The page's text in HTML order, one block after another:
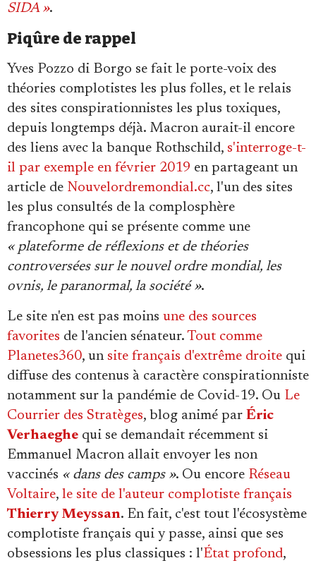
SIDA ».
Piqûre de rappel
Yves Pozzo di Borgo se fait le porte-voix des
théories complotistes les plus folles, et le relais
des sites conspirationnistes les plus toxiques,
depuis longtemps déjà. Macron aurait-il encore
des liens avec la banque Rothschild, s'interroge-t-
il par exemple en février 2019 en partageant un
article de Nouvelordremondial.cc, l'un des sites
les plus consultés de la complosphère
francophone qui se présente comme une
« plateforme de réflexions et de théories
controversées sur le nouvel ordre mondial, les
ovnis, le paranormal, la société ».
Le site n'en est pas moins une des sources
favorites de l'ancien sénateur. Tout comme
Planetes360, un site français d'extrême droite qui
diffuse des contenus à caractère conspirationniste
notamment sur la pandémie de Covid-19. Ou Le
Courrier des Stratèges, blog animé par Éric
Verhaeghe qui se demandait récemment si
Emmanuel Macron allait envoyer les non
vaccinés « dans des camps ». Ou encore Réseau
Voltaire, le site de l'auteur complotiste français
Thierry Meyssan. En fait, c'est tout l'écosystème
complotiste français qui y passe, ainsi que ses
obsessions les plus classiques : l'État profond,